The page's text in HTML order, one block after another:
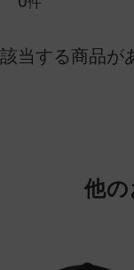
該当する商品が
他